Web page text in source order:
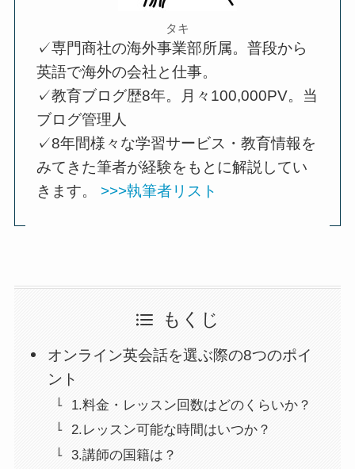
タキ
✓専門商社の海外事業部所属。普段から
英語で海外の会社と仕事。
✓教育ブログ歴8年。月々100,000PV。当
ブログ管理人
✓8年間様々な学習サービス・教育情報を
みてきた筆者が経験をもとに解説してい
きます。 >>>執筆者リスト
もくじ
オンライン英会話を選ぶ際の8つのポイ
ント
1.料金・レッスン回数はどのくらいか？
2.レッスン可能な時間はいつか？
3.講師の国籍は？